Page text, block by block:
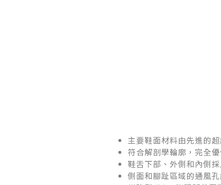
主要鞋面材料由先進的
符合解剖學輪廓，完全
鞋舌下部、外側和內側
側面和腳趾區域的通風